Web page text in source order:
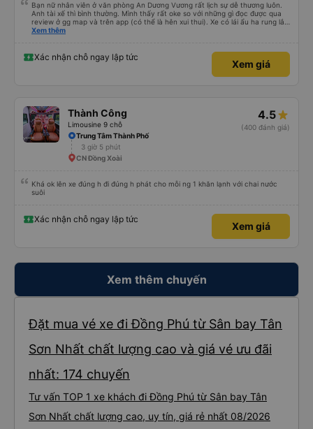
Bạn nữ nhân viên ở văn phòng An Dương Vương rất lịch sự dễ thương luôn.
Anh tài xế thì bình thường. Mình thấy rất oke so với những gì đọc được qua
review ở gg map và trên app (có thể là hên xui thui). Xe có lái ẩu ha rung lắc
hay không thì cũng ko rõ tại mình say xe nên ngủ ko à
Xem thêm
Xác nhận chỗ ngay lập tức
Xem giá
Thành Công
Limousine 9 chỗ
4.5
(400 đánh giá)
Trung Tâm Thành Phố
3 giờ 5 phút
CN Đồng Xoài
Khá ok lên xe đúng h đi đúng h phát cho mỗi ng 1 khăn lạnh với chai nước
suôi
Xác nhận chỗ ngay lập tức
Xem giá
Xem thêm chuyến
Đặt mua vé xe đi Đồng Phú từ Sân bay Tân
Sơn Nhất chất lượng cao và giá vé ưu đãi
nhất: 174 chuyến
Tư vấn TOP 1 xe khách đi Đồng Phú từ Sân bay Tân
Sơn Nhất chất lượng cao, uy tín, giá rẻ nhất 08/2026